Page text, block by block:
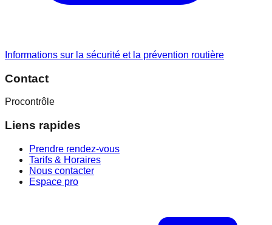
Informations sur la sécurité et la prévention routière
Contact
Procontrôle
Liens rapides
Prendre rendez-vous
Tarifs & Horaires
Nous contacter
Espace pro